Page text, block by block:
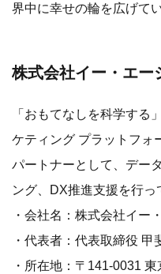
界中に幸せの輪を広げて
株式会社イー・エー
「おもてなしを科学する
ケティング プラットフォ
パートナーとして、デー
ング、DX推進支援を行っ
・会社名：株式会社イー
・代表者：代表取締役 甲
・所在地：〒141-0031